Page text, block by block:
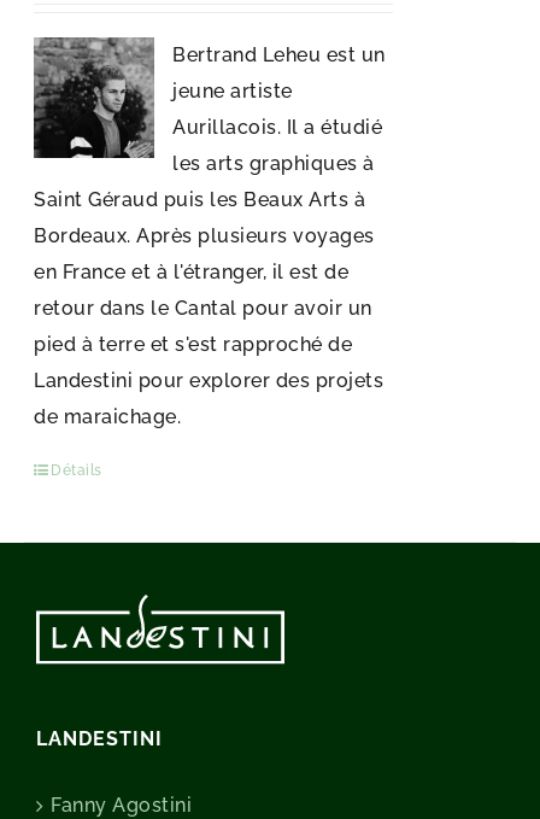
Bertrand Leheu est un
jeune artiste
Aurillacois. Il a étudié
les arts graphiques à
Saint Géraud puis les Beaux Arts à
Bordeaux. Après plusieurs voyages
en France et à l'étranger, il est de
retour dans le Cantal pour avoir un
pied à terre et s'est rapproché de
Landestini pour explorer des projets
de maraichage.
Détails
LANDESTINI
Fanny Agostini